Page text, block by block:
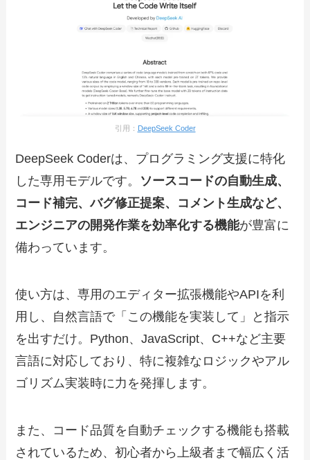
引用： DeepSeek Coder
DeepSeek Coderは、プログラミング支援に特化
した専用モデルです。 ソースコードの自動生成、
コード補完、バグ修正提案、コメント生成など、
エンジニアの開発作業を効率化する機能が豊富に
備わっています。
使い方は、専用のエディター拡張機能やAPIを利
用し、自然言語で「この機能を実装して」と指示
を出すだけ。Python、JavaScript、C++など主要
言語に対応しており、特に複雑なロジックやアル
ゴリズム実装時に力を発揮します。
また、コード品質を自動チェックする機能も搭載
されているため、初心者から上級者まで幅広く活